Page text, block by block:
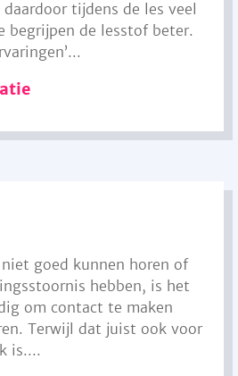
tijdens de les veel
begrijpen de lesstof beter.
goed kunnen horen of
hebben, is het
om contact te maken
Terwijl dat juist ook voor
is....